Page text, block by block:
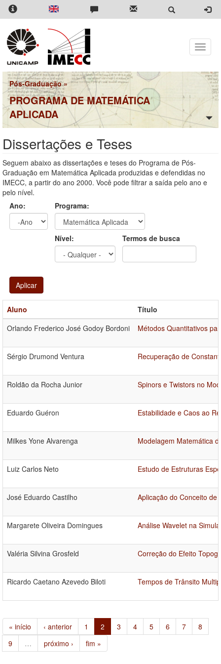
Pular
para
conteúdo
principal
Toggle
Pós-Graduação»
PROGRAMA DE MATEMÁTICA
APLICADA
Dissertações e Teses
Seguem abaixo as dissertações e teses do Programa de Pós-
Graduação em Matemática Aplicada produzidas e defendidas no
IMECC, a partir do ano 2000. Você pode filtrar a saída pelo ano e
pelo nível.
Ano:
Programa:
Nível: Termos de busca
Aplicar
Aluno
Título
Orlando Frederico José Godoy Bordoni
Métodos Quantitativos
Sérgio Drumond Ventura Recuperação de
Roldão da Rocha Junior Spinors e Twistors no
Eduardo Guéron Estabilidade e Caos ao
Milkes Yone Alvarenga Modelagem Matemática
Luiz Carlos Neto Estudo de Estruturas
José Eduardo Castilho Aplicação do Conceito de
Margarete Oliveira Domingues Análise Wavelet na
Valéria Silvina Grosfeld Correção do Efeito
Ricardo Caetano Azevedo Biloti Tempos de Trânsito
« início ‹ anterior 1 2 3 4 5 6 7
8
9
… próximo › fim »